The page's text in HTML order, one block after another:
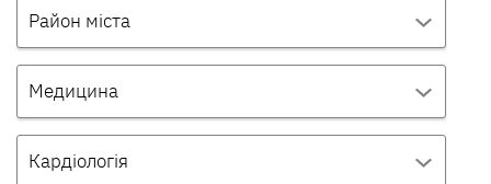
Район міста
Медицина
Кардіологія